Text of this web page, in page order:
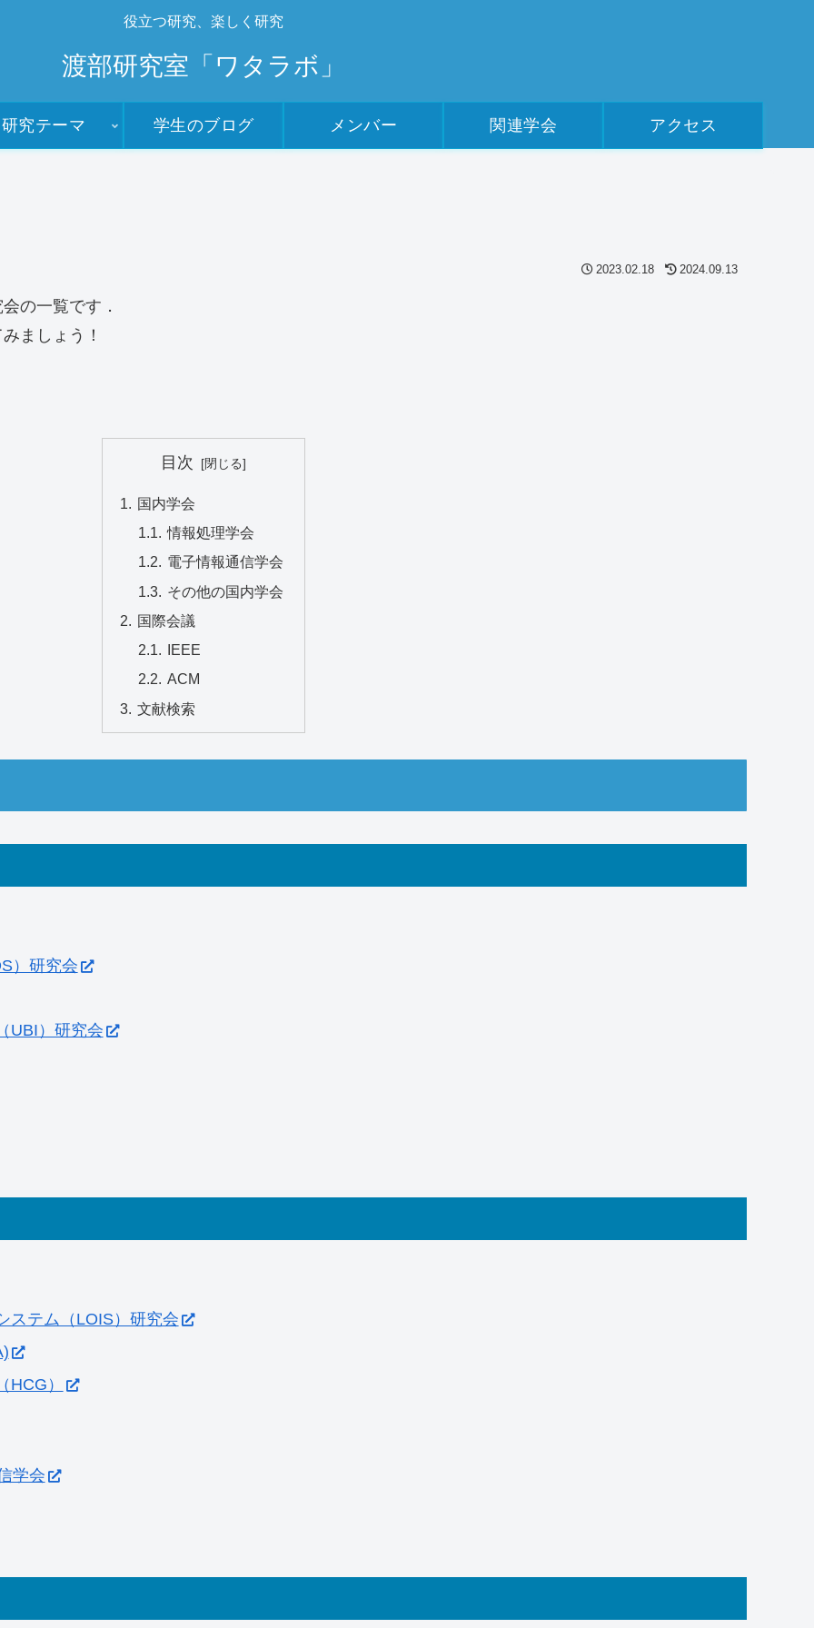
役立つ研究、楽しく研究
渡部研究室「ワタラボ」
研究テーマ 学生のブログ メンバー 関連学会 アクセス
2023.02.18 2024.09.13
の一覧です．
ましょう！
目次
国内学会
情報処理学会
電子情報通信学会
その他の国内学会
国際会議
IEEE
ACM
文献検索
）研究会
UBI）研究会
ステム（LOIS）研究会
）
学会